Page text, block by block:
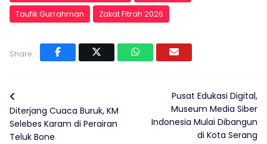
Taufik Gurrahman
Zakat Fitrah 2026
Share:
Diterjang Cuaca Buruk, KM
Selebes Karam di Perairan
Teluk Bone
Pusat Edukasi Digital,
Museum Media Siber
Indonesia Mulai Dibangun
di Kota Serang